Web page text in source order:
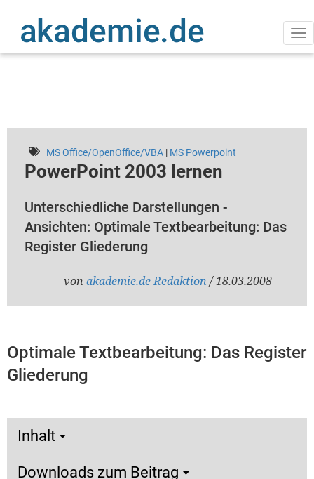
Inhalt
MS Office/OpenOffice/VBA| MS Powerpoint
PowerPoint 2003 lernen
Unterschiedliche Darstellungen -
Ansichten: Optimale Textbearbeitung: Das
Register Gliederung
von akademie.de Redaktion / 18.03.2008
Optimale Textbearbeitung: Das Register
Gliederung
Inhalt
Downloads zum Beitrag